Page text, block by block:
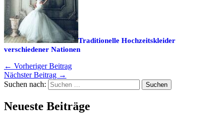
Traditionelle Hochzeitskleider
verschiedener Nationen
← Vorheriger Beitrag
Nächster Beitrag →
Suchen nach:
Neueste Beiträge